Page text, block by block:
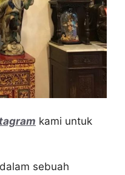
kami untuk
sebuah